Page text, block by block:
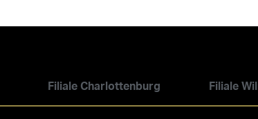
Filiale Charlottenburg Filiale